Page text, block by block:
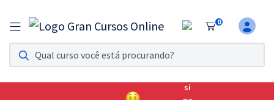
0
Assinatura Ilimitada 11
Acesso a todos os cursos. Teste grátis por 7 dias!
Assinatura OAB Até Passar